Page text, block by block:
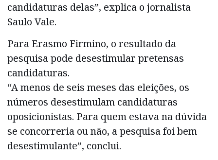
candidaturas delas”, explica o jornalista
Saulo Vale.
Para Erasmo Firmino, o resultado da
pesquisa pode desestimular pretensas
candidaturas.
“A menos de seis meses das eleições, os
números desestimulam candidaturas
oposicionistas. Para quem estava na dúvida
se concorreria ou não, a pesquisa foi bem
desestimulante”, conclui.